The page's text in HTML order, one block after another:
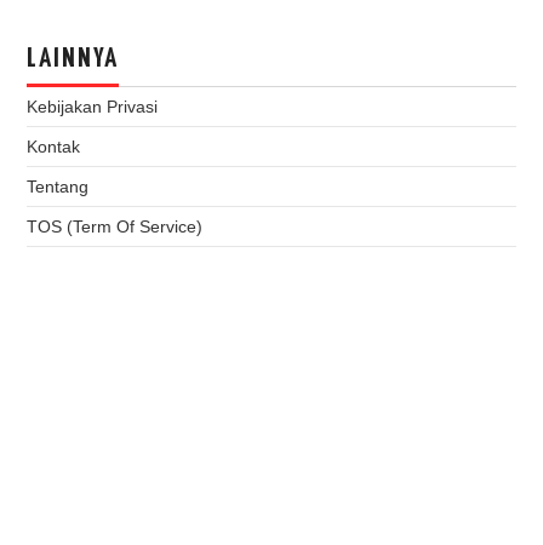
LAINNYA
Kebijakan Privasi
Kontak
Tentang
TOS (Term Of Service)